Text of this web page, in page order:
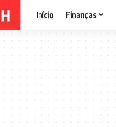
Início Finanças